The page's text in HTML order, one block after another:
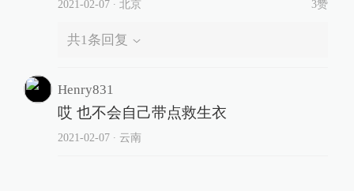
2021-02-07∙ 北京 3赞
共1条回复
Henry831
哎 也不会自己带点救生衣
2021-02-07∙ 云南